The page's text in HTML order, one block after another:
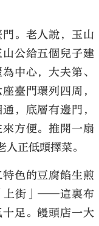
。老人說，玉山
公給五個兒子建
中心，大夫第、
臺門環列四周，
，底層有邊門，
方便。推開一扇
正低頭擇菜。
色的豆腐餡生煎
上街」——這裏布
足。饅頭店一大